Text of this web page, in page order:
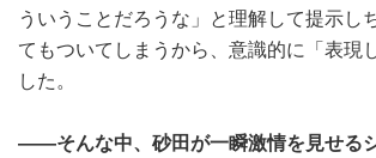
ういうことだろうな」と理解して提示し
てもついてしまうから、意識的に「表現
した。
――そんな中、砂田が一瞬激情を見せる